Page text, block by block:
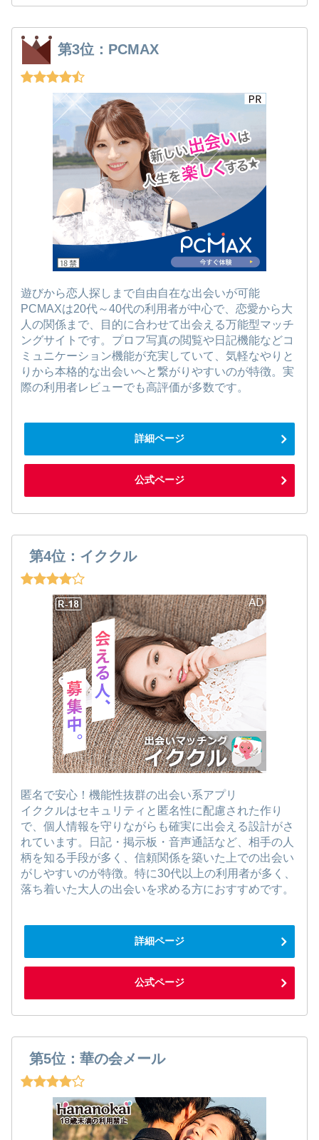
第3位：PCMAX
遊びから恋人探しまで自由自在な出会いが可能
PCMAXは20代～40代の利用者が中心で、恋愛から大
人の関係まで、目的に合わせて出会える万能型マッチ
ングサイトです。プロフ写真の閲覧や日記機能などコ
ミュニケーション機能が充実していて、気軽なやりと
りから本格的な出会いへと繋がりやすいのが特徴。実
際の利用者レビューでも高評価が多数です。
詳細ページ
公式ページ
第4位：イククル
匿名で安心！機能性抜群の出会い系アプリ
イククルはセキュリティと匿名性に配慮された作り
で、個人情報を守りながらも確実に出会える設計がさ
れています。日記・掲示板・音声通話など、相手の人
柄を知る手段が多く、信頼関係を築いた上での出会い
がしやすいのが特徴。特に30代以上の利用者が多く、
落ち着いた大人の出会いを求める方におすすめです。
詳細ページ
公式ページ
第5位：華の会メール